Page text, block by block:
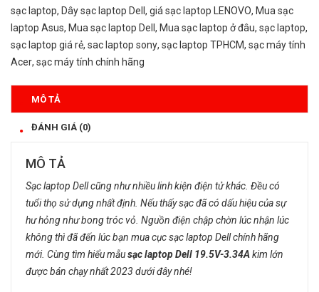
sạc laptop, Dây sạc laptop Dell , giá sạc laptop LENOVO, Mua sạc
laptop Asus, Mua sạc laptop Dell , Mua sạc laptop ở đâu, sạc laptop,
sạc laptop giá rẻ, sac laptop sony, sạc laptop TPHCM, sạc máy tính
Acer, sạc máy tính chính hãng
MÔ TẢ
ĐÁNH GIÁ (0)
MÔ TẢ
Sạc laptop Dell cũng như nhiều linh kiện điện tử khác. Đều có
tuổi thọ sử dụng nhất định. Nếu thấy sạc đã có dấu hiệu của sự
hư hỏng như bong tróc vỏ. Nguồn điện chập chờn lúc nhận lúc
không thì đã đến lúc bạn mua cục sạc laptop Dell chính hãng
mới. Cùng tìm hiểu mẫusạc laptop Dell 19.5V-3.34A kim lớn
được bán chạy nhất 2023 dưới đây nhé!